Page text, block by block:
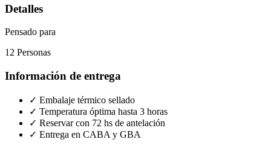
Detalles
Pensado para
12 Personas
Información de entrega
✓ Embalaje térmico sellado
✓ Temperatura óptima hasta 3 horas
✓ Reservar con 72 hs de antelación
✓ Entrega en CABA y GBA